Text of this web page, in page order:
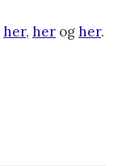
her, her ogher.